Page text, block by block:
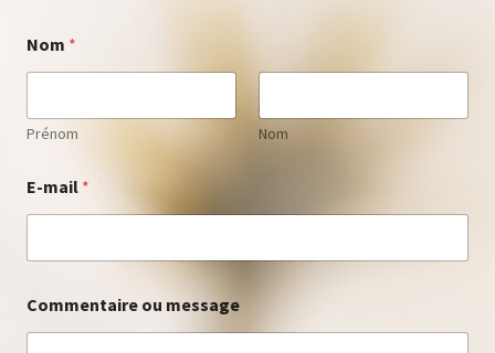
Nom *
Prénom Nom
o
m
e
t
a
i
E-mail *
Commentaire ou message